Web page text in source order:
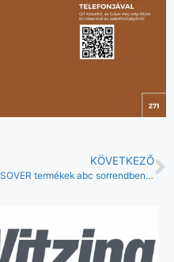
KÖVETKEZŐ
ISOVER termékek abc sorrendben alulról hűlő födémek